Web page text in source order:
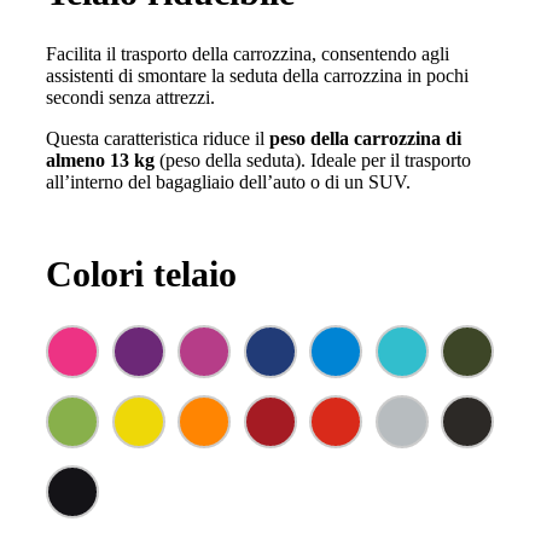
Facilita il trasporto della carrozzina, consentendo agli
assistenti di smontare la seduta della carrozzina in pochi
secondi senza attrezzi.
Questa caratteristica riduce il peso della carrozzina di
almeno 13 kg (peso della seduta). Ideale per il trasporto
all’interno del bagagliaio dell’auto o di un SUV.
Colori telaio